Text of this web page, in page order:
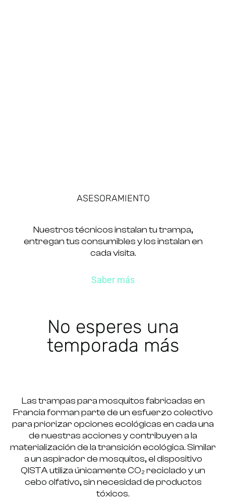
ASESORAMIENTO
Nuestros técnicos instalan tu trampa,
entregan tus consumibles y los instalan en
cada visita.
Saber más
No esperes una
temporada más
Las trampas para mosquitos fabricadas en
Francia forman parte de un esfuerzo colectivo
para priorizar opciones ecológicas en cada una
de nuestras acciones y contribuyen a la
materialización de la transición ecológica. Similar
a un aspirador de mosquitos, el dispositivo
QISTA utiliza únicamente CO₂ reciclado y un
cebo olfativo, sin necesidad de productos
tóxicos.